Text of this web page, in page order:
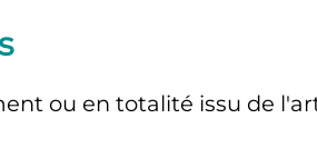
ou en totalité issu de